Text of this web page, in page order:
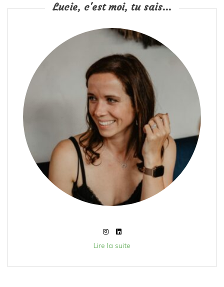
Lucie, c'est moi, tu sais...
Lire la suite